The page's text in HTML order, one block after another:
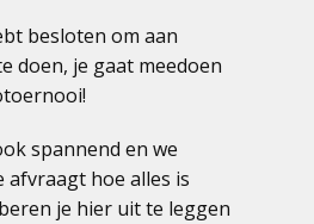
besloten om aan
doen, je gaat meedoen
spannend en we
afvraagt hoe alles is
je hier uit te leggen